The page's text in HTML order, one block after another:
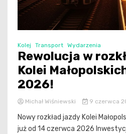
Kolej Transport Wydarzenia
Rewolucja w
Kolei
2026!
Michał Wiśniewski 9 czerwca
Nowy rozkład jazdy Kolei
już od 14 czerwca 2026